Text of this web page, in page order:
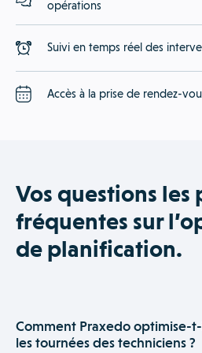
opérations
Suivi en temps réel des
Accès à la prise de rendez-
Vos questions les
fréquentes sur
de planification.
Comment Praxedo optimise-
les tournées des techniciens ?